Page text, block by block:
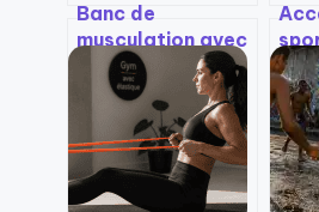
Banc de
musculation avec
poids : 270 kg de
résistance et 10
réglages pour un
home-gym
complet